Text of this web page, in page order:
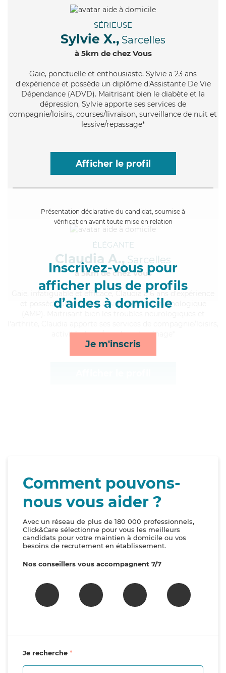
SÉRIEUSE
Sylvie X., Sarcelles
à 5km de chez Vous
Gaie, ponctuelle et enthousiaste, Sylvie a 23 ans
d'expérience et possède un diplôme d'Assistante De Vie
Dépendance (ADVD). Maitrisant bien le diabète et la
dépression, Sylvie apporte ses services de
compagnie/loisirs, courses/livraison, surveillance de nuit et
lessive/repassage*
Afficher le profil
Présentation déclarative du candidat, soumise à
vérification avant toute mise en relation
Inscrivez-vous pour
afficher plus de profils
d’aides à domicile
Je m'inscris
ÉLÉGANTE
Claudia A., Sarcelles
à 5km de chez Vous
, infatiguable et efficace, Claudia a 6 ans d'expérience
et possède un diplôme d'Aide Médico-Psychologique
activités, lever/coucher et ménage*
Comment pouvons-
nous vous aider ?
Avec un réseau de plus de 180 000 professionnels,
Click&Care sélectionne pour vous les meilleurs
candidats pour votre maintien à domicile ou vos
besoins de recrutement en établissement.
Nos conseillers vous accompagnent 7/7
Je recherche